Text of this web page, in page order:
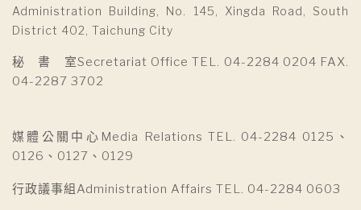
Administration Building, No. 145, Xingda Road, South
District 402, Taichung City
秘 書 室Secretariat Office TEL. 04-2284 0204 FAX.
04-2287 3702
媒體公關中心Media Relations TEL. 04-2284 0125、
0126、0127、0129
行政議事組Administration Affairs TEL. 04-2284 0603